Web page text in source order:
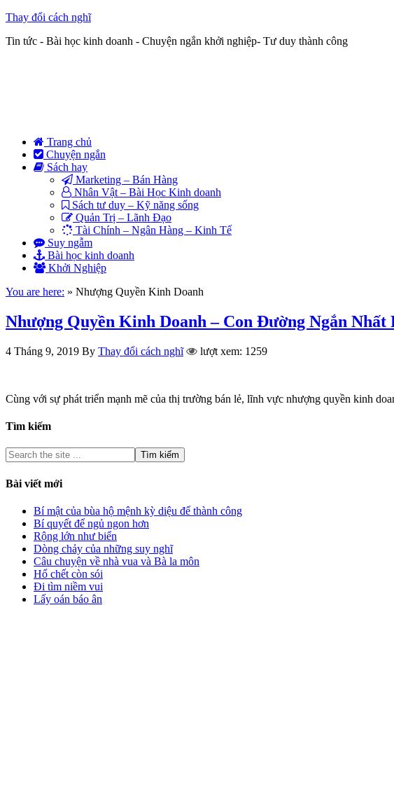
Thay đổi cách nghĩ
Tin tức - Bài học kinh doanh - Chuyện ngắn khởi nghiệp- Tư duy thành công
Trang chủ
Chuyện ngắn
Sách hay
Marketing – Bán Hàng
Nhân Vật – Bài Học Kinh doanh
Sách tư duy – Kỹ năng sống
Quản Trị – Lãnh Đạo
Tài Chính – Ngân Hàng – Kinh Tế
Suy ngẫm
Bài học kinh doanh
Khởi Nghiệp
You are here: » Nhượng Quyền Kinh Doanh
Nhượng Quyền Kinh Doanh – Con Đường Ngắn
4 Tháng 9, 2019 By Thay đổi cách nghĩ lượt xem: 1259
Cùng với sự phát triển mạnh mẽ của thị trường bán lẻ, lĩnh vực nhượng quyền kinh
Tìm kiếm
Bài viết mới
Bí mật của bùa hộ mệnh kỳ diệu để thành công
Bí quyết để ngủ ngon hơn
Rộng lớn như biển
Dòng chảy của những suy nghĩ
Câu chuyện về nhà vua và Bà la môn
Hổ chết còn sói
Đi tìm niềm vui
Lấy oán báo ân